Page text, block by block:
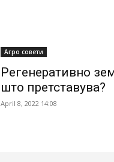
Агро совети
Регенеративно
што претставува?
April 8, 2022 14:08